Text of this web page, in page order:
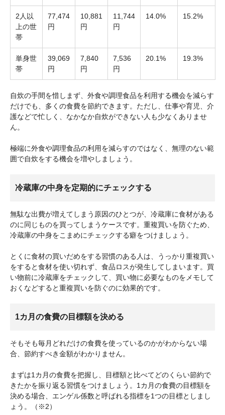
2人以
上の世
帯
77,474
円
10,881
円
11,744
円
14.0% 15.2%
単身世
帯
39,069
円
7,840
円
7,536
円
20.1% 19.3%
自炊の手間を惜しまず、外食や調理食品を利用する機会を減らす
だけでも、多くの食費を節約できます。ただし、仕事や育児、介
護などで忙しく、なかなか自炊ができない人も少なくありませ
ん。
極端に外食や調理食品の利用を減らすのではなく、無理のない範
囲で自炊をする機会を増やしましょう。
冷蔵庫の中身を定期的にチェックする
無駄な出費が増えてしまう原因のひとつが、冷蔵庫に食材がある
のに同じものを買ってしまうケースです。重複買いを防ぐため、
冷蔵庫の中身をこまめにチェックする癖をつけましょう。
とくに食材の買いだめをする習慣のある人は、うっかり重複買い
をすると食材を使い切れず、食品ロスが発生してしまいます。買
い物前に冷蔵庫をチェックして、買い物に必要なものをメモして
おくなどすると重複買いを防ぐのに効果的です。
1カ月の食費の目標額を決める
そもそも毎月どれだけの食費を使っているのかがわからない場
合、節約すべき金額がわかりません。
まずは1カ月の食費を把握し、目標額と比べてどのくらい節約で
きたかを振り返る習慣をつけましょう。1カ月の食費の目標額を
決める場合、エンゲル係数と呼ばれる指標を1つの目標としまし
ょう。（※2）